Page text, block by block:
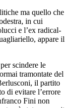
ma quello che
in cui
e l’ex radical-
appare il
scindere le
tramontate del
il partito
di evitare l’errore
Fini non